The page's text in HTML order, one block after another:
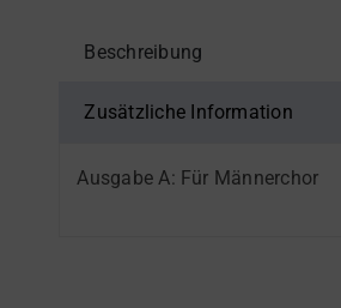
Beschreibung
Zusätzliche Information
Ausgabe A: Für Männerchor